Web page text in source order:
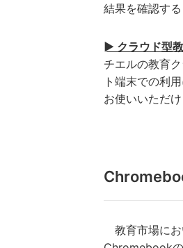
結果を確認す
► クラウド型
チエルの教育
ト端末での利
お使いいただけ
教育市場にお